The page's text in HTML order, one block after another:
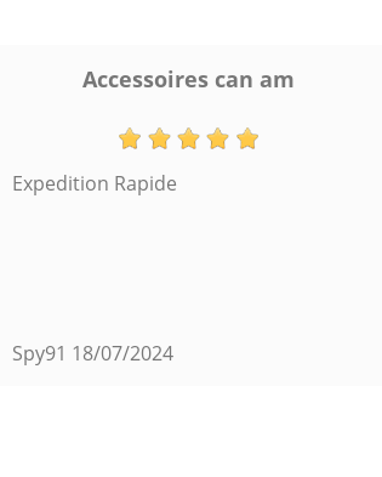
Accessoires can am
Expedition Rapide
Spy91 18/07/2024